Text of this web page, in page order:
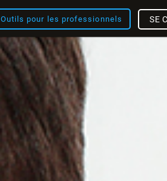
Outils pour les professionnels SE